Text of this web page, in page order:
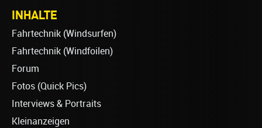
INHALTE
Fahrtechnik (Windsurfen)
Fahrtechnik (Windfoilen)
Forum
Fotos (Quick Pics)
Interviews & Portraits
Kleinanzeigen